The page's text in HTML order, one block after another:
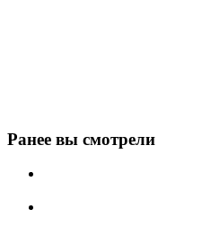
Ранее вы смотрели